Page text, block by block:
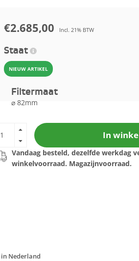
€2.685,00 Incl. 21% BTW
Staat
NIEUW ARTIKEL
Filtermaat
⌀ 82mm
In
Vandaag besteld, dezelfde werkdag
winkelvoorraad. Magazijnvoorraad.
Nederland